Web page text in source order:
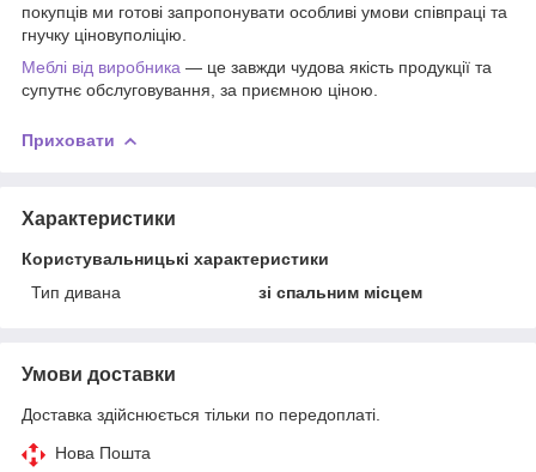
покупців ми готові запропонувати особливі умови співпраці та
гнучку ціновуполіцію.
Меблі від виробника — це завжди чудова якість продукції та
супутнє обслуговування, за приємною ціною.
Приховати
Характеристики
Користувальницькі характеристики
Тип дивана
зі спальним місцем
Умови доставки
Доставка здійснюється тільки по передоплаті.
Нова Пошта